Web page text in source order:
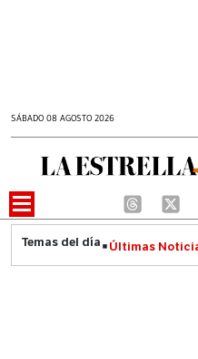
SÁBADO 08 AGOSTO 2026
Últimas